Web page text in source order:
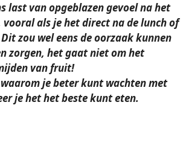
last van opgeblazen gevoel na het
als je het direct na de lunch of
zou wel eens de oorzaak kunnen
zorgen, het gaat niet om het
van fruit!
je beter kunt wachten met
je het het beste kunt eten.